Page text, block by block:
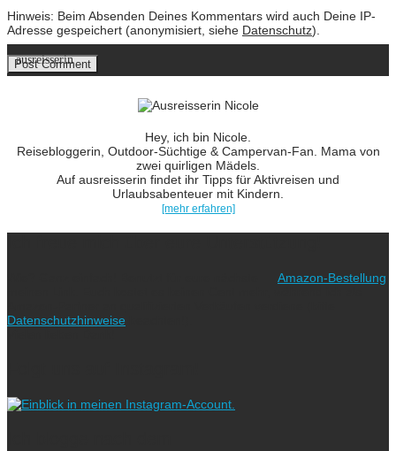
Hinweis: Beim Absenden Deines Kommentars wird auch Deine IP-
Adresse gespeichert (anonymisiert, siehe Datenschutz).
ausreisserin
Hey, ich bin Nicole.
Reisebloggerin, Outdoor-Süchtige & Campervan-Fan. Mama von
zwei quirligen Mädels.
Auf ausreisserin findet ihr Tipps für Aktivreisen und
Urlaubsabenteuer mit Kindern.
[mehr erfahren]
Amazon-Bestellung
Datenschutzhinweise